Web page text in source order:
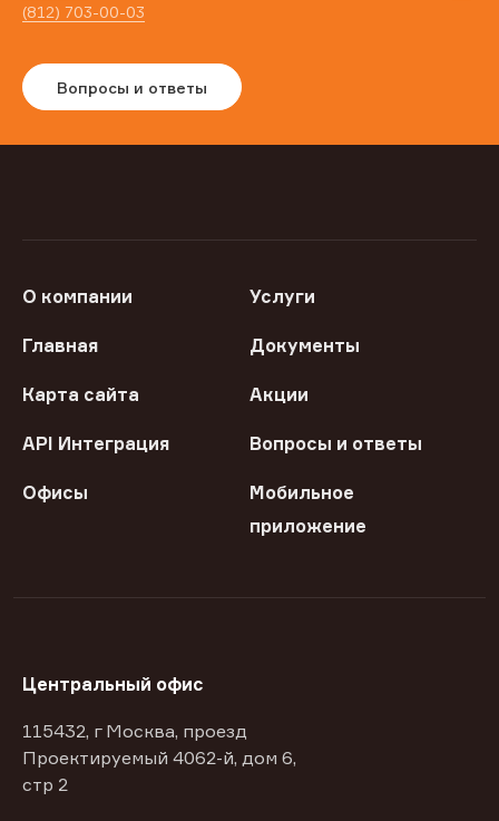
(812) 703-00-03
Вопросы и ответы
О компании Услуги
Главная Документы
Карта сайта Акции
API Интеграция Вопросы и ответы
Офисы
Мобильное
приложение
Центральный офис
115432, г Москва, проезд
Проектируемый 4062-й, дом 6,
стр 2